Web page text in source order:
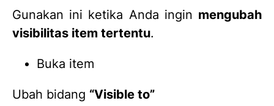
Gunakan ini ketika Anda ingin mengubah
visibilitas item tertentu.
Buka item
Ubah bidang “Visible to”